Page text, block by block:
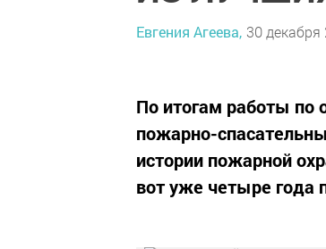
Евгения Агеева, 30 декабря
По итогам работы по
пожарно-
истории пожарной
вот уже четыре года